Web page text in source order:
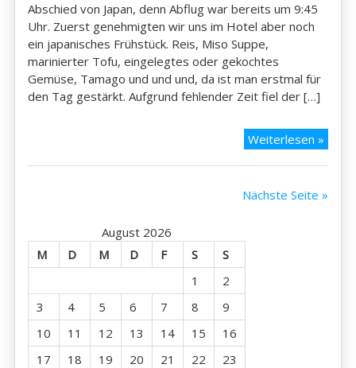
Abschied von Japan, denn Abflug war bereits um 9:45
Uhr. Zuerst genehmigten wir uns im Hotel aber noch
ein japanisches Frühstück. Reis, Miso Suppe,
marinierter Tofu, eingelegtes oder gekochtes
Gemüse, Tamago und und und, da ist man erstmal für
den Tag gestärkt. Aufgrund fehlender Zeit fiel der […]
Weiterlesen »
Reise
Nächste Seite »
August 2026
M
D M D F S
S
1
2
3
4 5 6 7 8
9
10
11 12 13 14 15
16
17
18 19 20 21 22
23